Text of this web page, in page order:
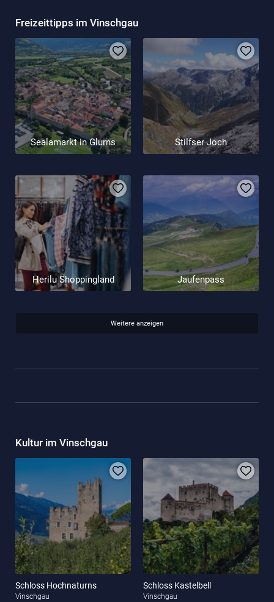
Freizeittipps im Vinschgau
Sealamarkt in Glurns Stilfser Joch
Herilu Shoppingland Jaufenpass
Weitere anzeigen
Kultur im Vinschgau
Schloss Hochnaturns
Vinschgau
Schloss Kastelbell
Vinschgau